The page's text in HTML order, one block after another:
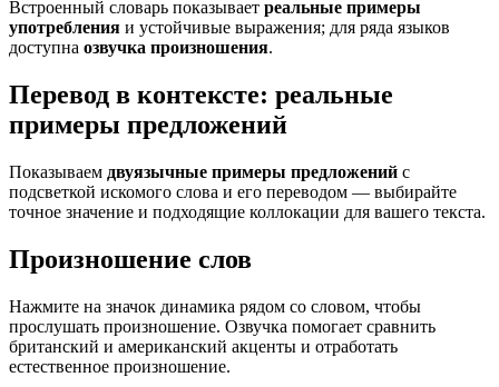
Встроенный словарь показывает реальные примеры
употребления и устойчивые выражения; для ряда языков
доступна озвучка произношения.
Перевод в контексте: реальные
примеры предложений
Показываем двуязычные примеры предложений с
подсветкой искомого слова и его переводом — выбирайте
точное значение и подходящие коллокации для вашего текста.
Произношение слов
Нажмите на значок динамика рядом со словом, чтобы
прослушать произношение. Озвучка помогает сравнить
британский и американский акценты и отработать
естественное произношение.